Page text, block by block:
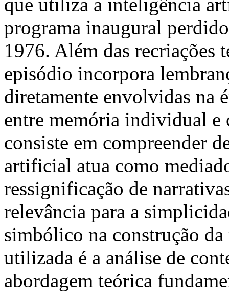
programa inaugural
1976. Além das recriações
episódio incorpora
diretamente envolvidas na
entre memória individual
consiste em compreender
artificial atua como
ressignificação de
relevância para a
simbólico na construção
utilizada é a análise de
abordagem teórica